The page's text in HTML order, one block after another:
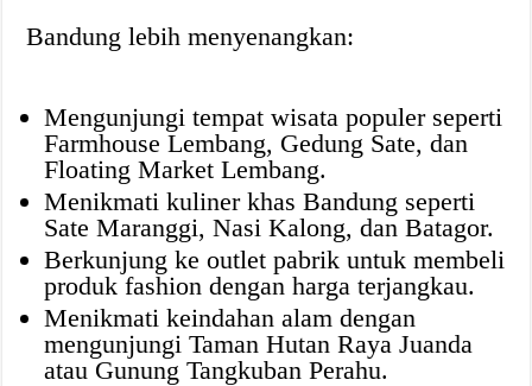
Bandung lebih menyenangkan:
Mengunjungi tempat wisata populer seperti
Farmhouse Lembang, Gedung Sate, dan
Floating Market Lembang.
Menikmati kuliner khas Bandung seperti
Sate Maranggi, Nasi Kalong, dan Batagor.
Berkunjung ke outlet pabrik untuk membeli
produk fashion dengan harga terjangkau.
Menikmati keindahan alam dengan
mengunjungi Taman Hutan Raya Juanda
atau Gunung Tangkuban Perahu.